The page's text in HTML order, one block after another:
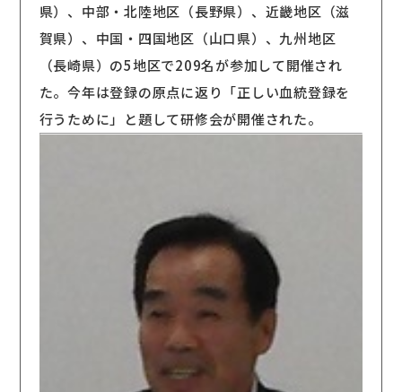
県）、中部・北陸地区（長野県）、近畿地区（滋
賀県）、中国・四国地区（山口県）、九州地区
（長崎県）の5地区で209名が参加して開催され
た。今年は登録の原点に返り「正しい血統登録を
行うために」と題して研修会が開催された。